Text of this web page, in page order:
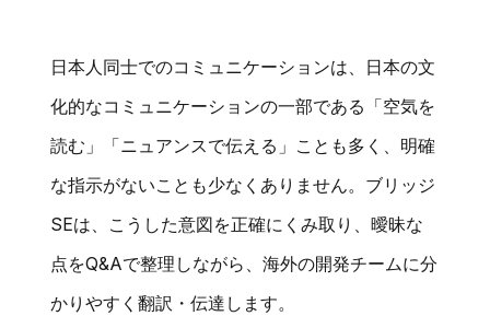
日本人同士でのコミュニケーションは、日本の文
化的なコミュニケーションの一部である「空気を
読む」「ニュアンスで伝える」ことも多く、明確
な指示がないことも少なくありません。ブリッジ
SEは、こうした意図を正確にくみ取り、曖昧な
点をQ&Aで整理しながら、海外の開発チームに分
かりやすく翻訳・伝達します。